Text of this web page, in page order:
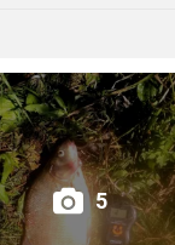
5